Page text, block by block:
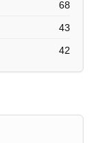
68
43
42